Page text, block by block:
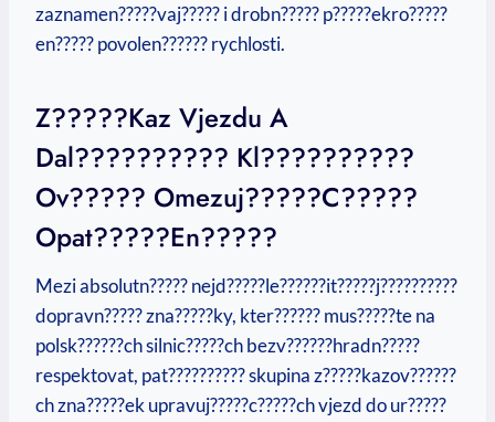
zaznamen?????vaj????? i drobn????? p?????ekro?????
en????? povolen?????? rychlosti.
Z?????kaz Vjezdu A
Dal?????????? Kl??????????
Ov????? Omezuj?????c?????
Opat?????en?????
Mezi absolutn????? nejd?????le??????it?????j??????????
dopravn????? zna?????ky, kter?????? mus?????te na
polsk??????ch silnic?????ch bezv??????hradn?????
respektovat, pat?????????? skupina z?????kazov??????
ch zna?????ek upravuj?????c?????ch vjezd do ur?????